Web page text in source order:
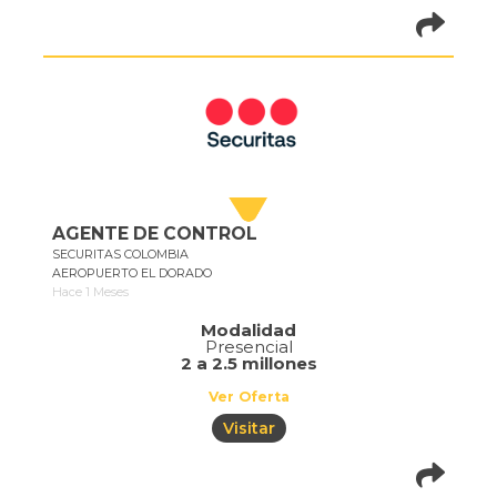
of=1073
AGENTE DE CONTROL
SECURITAS COLOMBIA
AEROPUERTO EL DORADO
Hace 1 Meses
Modalidad
Presencial
2 a 2.5 millones
Ver Oferta
Visitar